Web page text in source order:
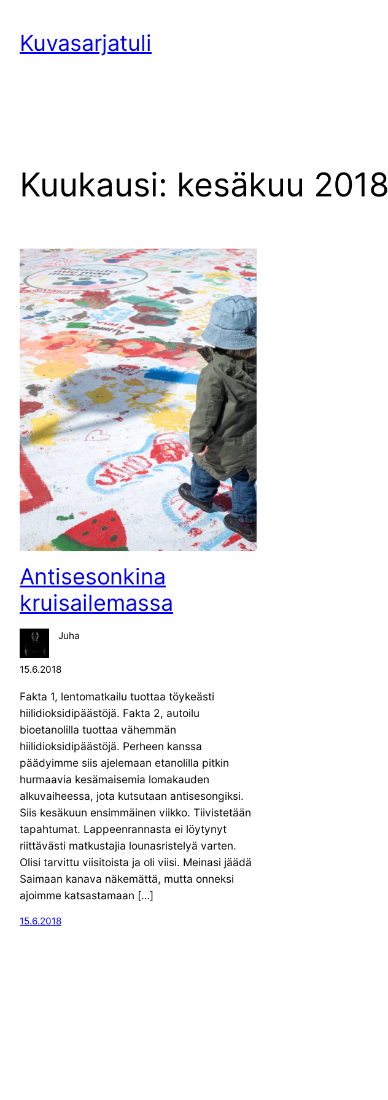
Kuvasarjatuli
Kuukausi: kesäkuu 2018
Antisesonkina
kruisailemassa
Juha
15.6.2018
Fakta 1, lentomatkailu tuottaa töykeästi
hiilidioksidipäästöjä. Fakta 2, autoilu
bioetanolilla tuottaa vähemmän
hiilidioksidipäästöjä. Perheen kanssa
päädyimme siis ajelemaan etanolilla pitkin
hurmaavia kesämaisemia lomakauden
alkuvaiheessa, jota kutsutaan antisesongiksi.
Siis kesäkuun ensimmäinen viikko. Tiivistetään
tapahtumat. Lappeenrannasta ei löytynyt
riittävästi matkustajia lounasristelyä varten.
Olisi tarvittu viisitoista ja oli viisi. Meinasi jäädä
Saimaan kanava näkemättä, mutta onneksi
ajoimme katsastamaan […]
15.6.2018